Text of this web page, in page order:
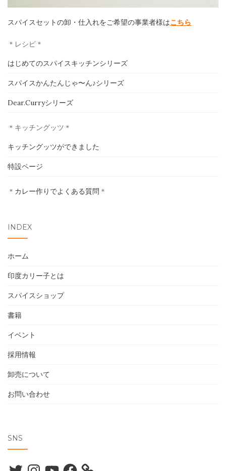
印度カリー子とは
スパイスセットの卸・仕入れをご希望の事業者様はこちら
＊レシピ＊
はじめてのスパイスキッチンシリーズ
スパイスかんたんじゃ〜ん♪シリーズ
Dear.Curryシリーズ
＊キッチングッツ＊
キッチングッツができました
特設ページ
＊ カレー作りでよくある質問 ＊
INDEX
ホーム
印度カリー子とは
スパイスショップ
書籍
イベント
採用情報
卸売について
お問い合わせ
SNS
TwitterInstagramYouTubeFacebook